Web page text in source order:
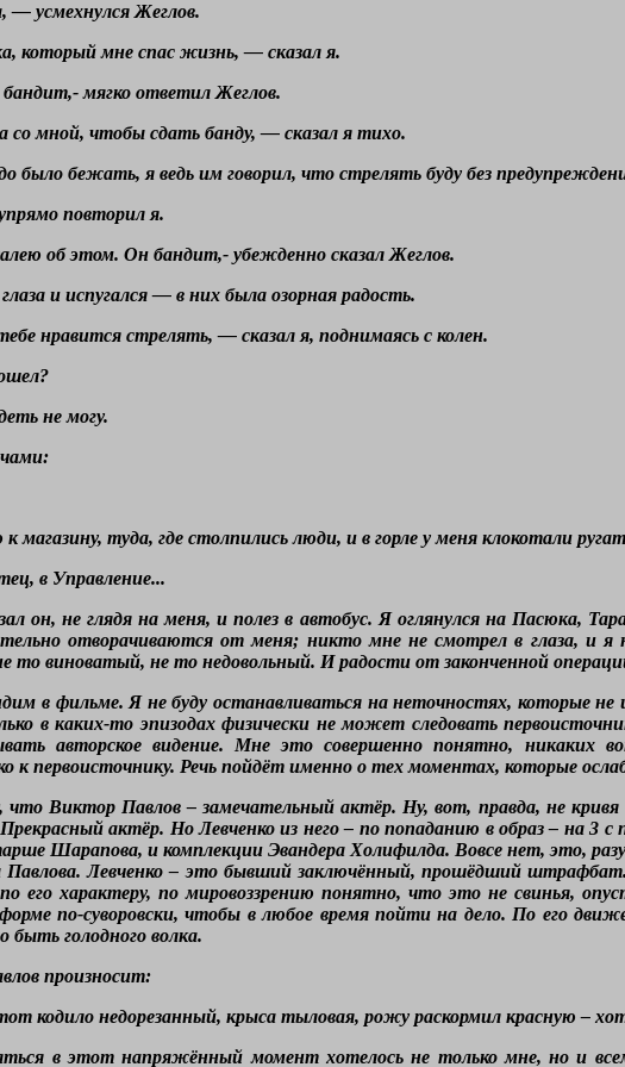
усмехнулся Жеглов.
который мне спас жизнь, — сказал я.
мягко ответил Жеглов.
мной, чтобы сдать банду, — сказал я тихо.
было бежать, я ведь им говорил, что стрелять буду без
повторил я.
об этом. Он бандит,- убежденно сказал Жеглов.
и испугался — в них была озорная радость.
нравится стрелять, — сказал я, поднимаясь с колен.
не могу.
магазину, туда, где столпились люди, и в горле у меня клокотали
в Управление...
он, не глядя на меня, и полез в автобус. Я оглянулся на Пасюка,
отворачиваются от меня; никто мне не смотрел в глаза, и
то виноватый, не то недовольный. И радости от законченной
в фильме. Я не буду останавливаться на неточностях, которые
в каких-то эпизодах физически не может следовать
авторское видение. Мне это совершенно понятно,
к первоисточнику. Речь пойдёт именно о тех моментах, которые
что Виктор Павлов – замечательный актёр. Ну, вот, правда, не
актёр. Но Левченко из него – по попаданию в образ – на 3
Шарапова, и комплекции Эвандера Холифилда. Вовсе нет, это,
Павлова. Левченко – это бывший заключённый, прошёдший
его характеру, по мировоззрению понятно, что это не свинья,
по-суворовски, чтобы в любое время пойти на дело. По его
быть голодного волка.
произносит:
кодило недорезанный, крыса тыловая, рожу раскормил красную –
в этот напряжённый момент хотелось не только мне, но и